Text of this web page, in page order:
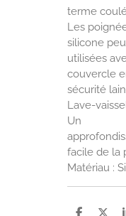
terme
Les
silicone
utilisées
couvercle
sécurité
Lave-
Un
facile de la
Matériau :